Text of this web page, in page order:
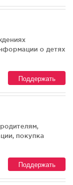
о детях
Поддержать
покупка
Поддержать